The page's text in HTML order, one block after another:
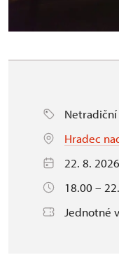
Hradec
22. 8. 2026
18.00 –
Jednotné